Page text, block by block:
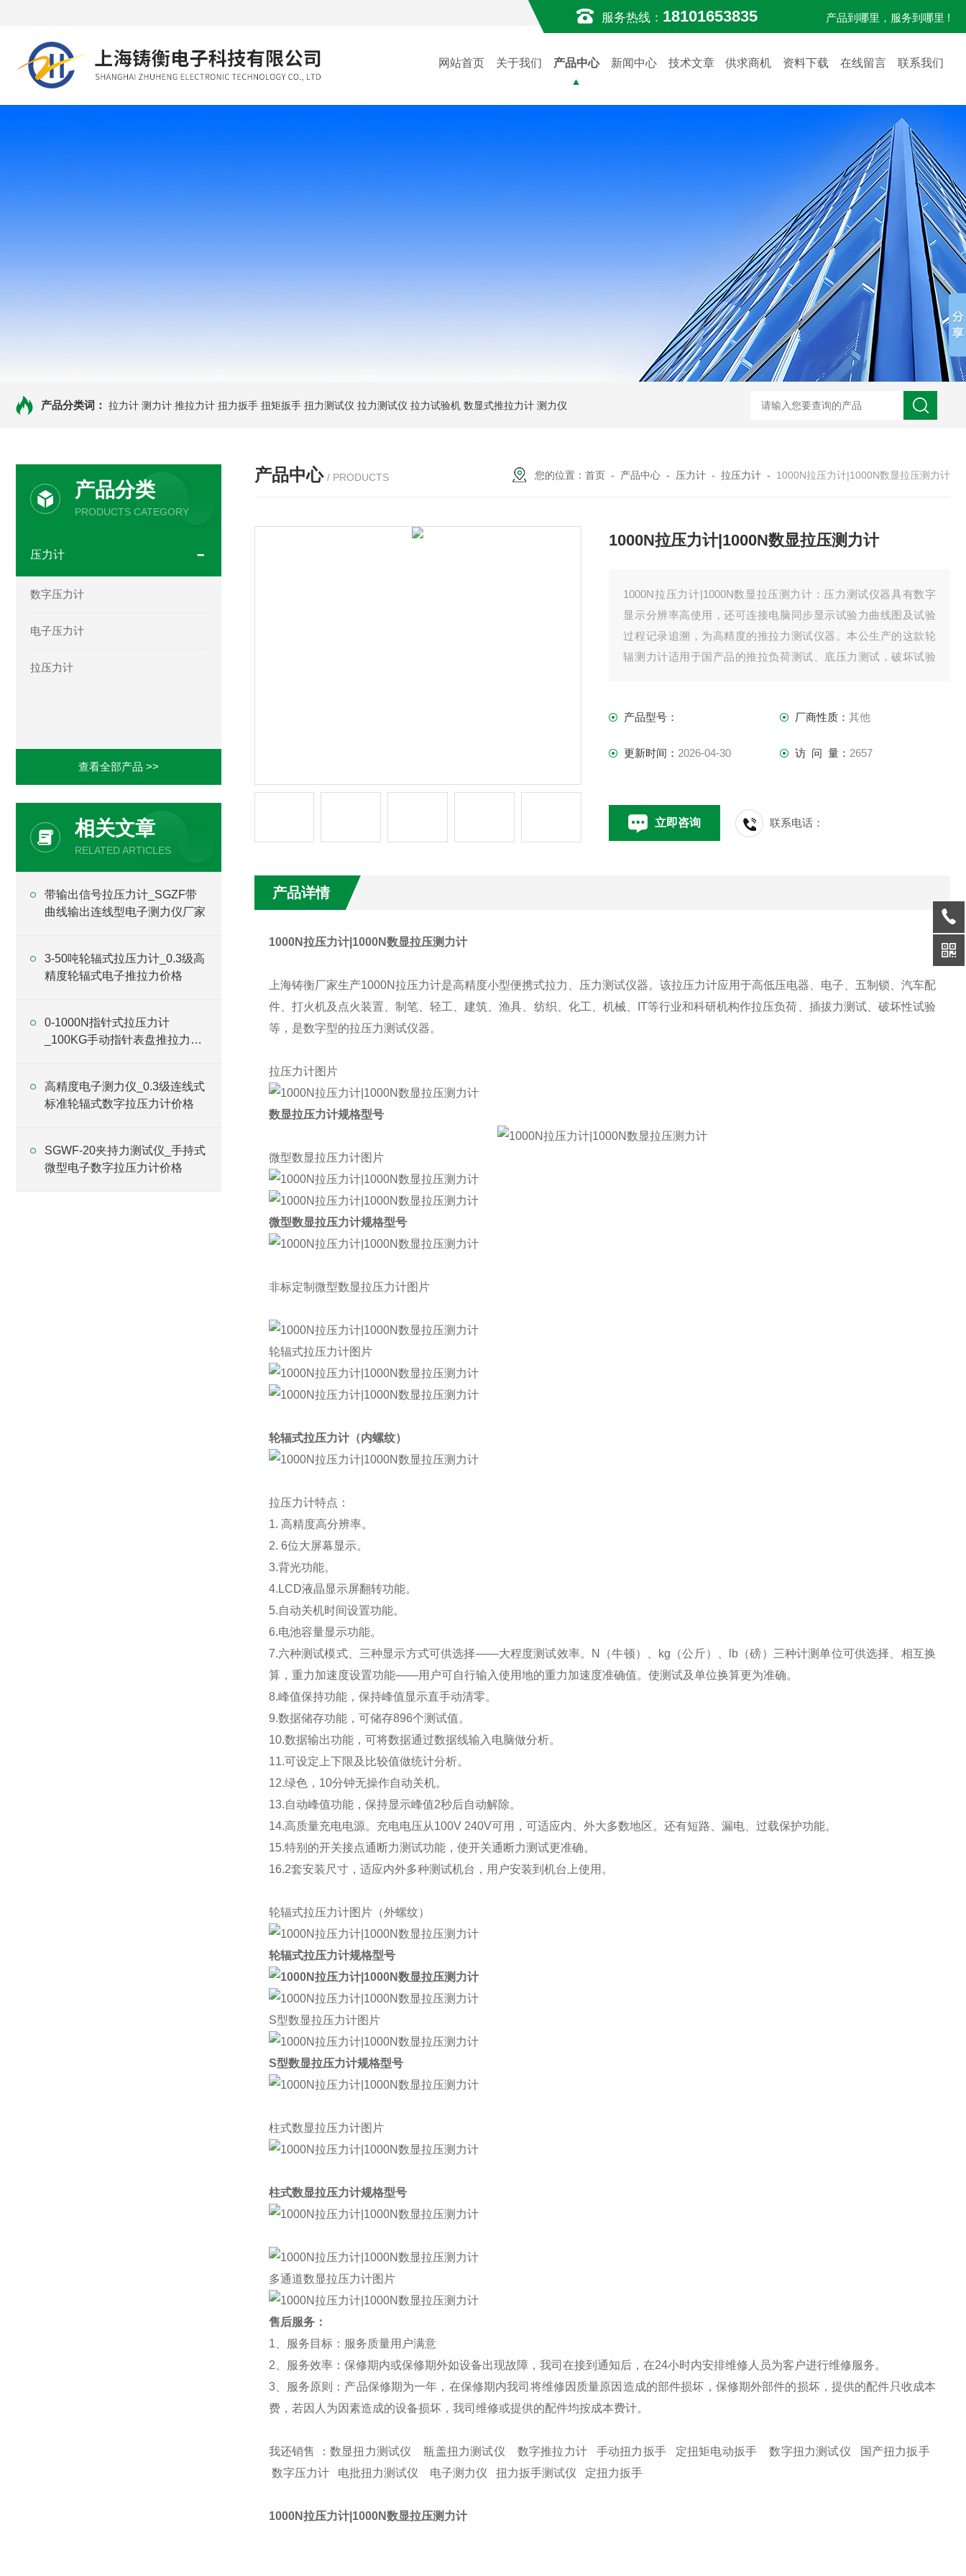
服务热线： 18101653835 产品到哪里，服务到哪里 !
网站首页 关于我们 产品中心 新闻中心 技术文章 供求商机 资料下载 在线留言 联系我们
产品分类词： 拉力计 测力计 推拉力计 扭力扳手 扭矩扳手 扭力测试仪 拉力测试仪 拉力试验机 数显式推拉力计 测力仪
产品分类
PRODUCTS CATEGORY
压力计
数字压力计
电子压力计
拉压力计
查看全部产品 >>
相关文章
RELATED ARTICLES
带输出信号拉压力计_SGZF带
曲线输出连线型电子测力仪厂家
3-50吨轮辐式拉压力计_0.3级高
精度轮辐式电子推拉力价格
0-1000N指针式拉压力计
_100KG手动指针表盘推拉力计
高精度电子测力仪_0.3级连线式
标准轮辐式数字拉压力计价格
SGWF-20夹持力测试仪_手持式
微型电子数字拉压力计价格
产品中心 / PRODUCTS 您的位置： 首页 - 产品中心 - 压力计 - 拉压力计 - 1000N拉压力计|1000N数显拉压测力计
1000N拉压力计|1000N数显拉压测力计
1000N拉压力计|1000N数显拉压测力计：压力测试仪器具有数字
显示分辨率高使用，还可连接电脑同步显示试验力曲线图及试验
过程记录追溯，为高精度的推拉力测试仪器。本公生产的这款轮
辐测力计适用于国产品的推拉负荷测试、底压力测试，破坏试验
产品型号： 厂商性质： 其他
更新时间： 2026-04-30 访 问 量： 2657
立即咨询 联系电话：
产品详情
1000N拉压力计|1000N数显拉压测力计
上海铸衡厂家生产1000N拉压力计是高精度小型便携式拉力、压力测试仪器。该拉压力计应用于高低压电器、电子、五制锁、汽车配
件、打火机及点火装置、制笔、轻工、建筑、渔具、纺织、化工、机械、IT等行业和科研机构作拉压负荷、插拔力测试、破坏性试验
等，是数字型的拉压力测试仪器。
拉压力计图片
数显拉压力计规格型号
微型数显拉压力计图片
微型数显拉压力计规格型号
非标定制微型数显拉压力计图片
轮辐式拉压力计图片
轮辐式拉压力计（内螺纹）
拉压力计特点 ：
1. 高精度高分辨率。
2. 6位大屏幕显示。
3.背光功能。
4.LCD液晶显示屏翻转功能。
5.自动关机时间设置功能。
6.电池容量显示功能。
7.六种测试模式、三种显示方式可供选择——大程度测试效率。N（牛顿）、kg（公斤）、lb（磅）三种计测单位可供选择、相互换
算，重力加速度设置功能——用户可自行输入使用地的重力加速度准确值。使测试及单位换算更为准确。
8.峰值保持功能，保持峰值显示直手动清零。
9.数据储存功能，可储存896个测试值。
10.数据输出功能，可将数据通过数据线输入电脑做分析。
11.可设定上下限及比较值做统计分析。
12.绿色，10分钟无操作自动关机。
13.自动峰值功能，保持显示峰值2秒后自动解除。
14.高质量充电电源。充电电压从100V 240V可用，可适应内、外大多数地区。还有短路、漏电、过载保护功能。
15.特别的开关接点通断力测试功能，使开关通断力测试更准确。
16.2套安装尺寸，适应内外多种测试机台，用户安装到机台上使用。
轮辐式拉压力计图片（外螺纹）
轮辐式拉压力计规格型号
S型数显拉压力计图片
S型数显拉压力计规格型号
柱式数显拉压力计图片
柱式数显拉压力计规格型号
多通道数显拉压力计图片
售后服务：
1、服务目标：服务质量用户满意
2、服务效率：保修期内或保修期外如设备出现故障，我司在接到通知后，在24小时内安排维修人员为客户进行维修服务。
3、服务原则：产品保修期为一年，在保修期内我司将维修因质量原因造成的部件损坏，保修期外部件的损坏，提供的配件只收成本
费，若因人为因素造成的设备损坏，我司维修或提供的配件均按成本费计。
我还销售 ： 数显扭力测试仪 瓶盖扭力测试仪 数字推拉力计 手动扭力扳手 定扭矩电动扳手 数字扭力测试仪
国产扭力扳手
数字压力计
电批扭力测试仪 电子测力仪 扭力扳手测试仪 定扭力扳手
1000N拉压力计|1000N数显拉压测力计